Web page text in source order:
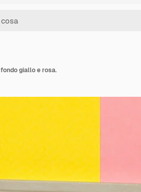
giallo e rosa.